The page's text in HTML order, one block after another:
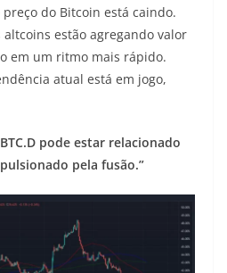
do Bitcoin está caindo.
estão agregando valor
em um ritmo mais rápido.
atual está em jogo,
pode estar relacionado
pela fusão.”